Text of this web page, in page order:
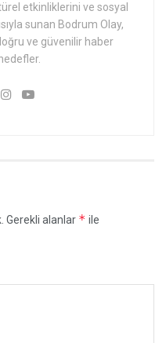
etkinliklerini ve sosyal
sunan Bodrum Olay,
ve güvenilir haber
Gerekli alanlar * ile